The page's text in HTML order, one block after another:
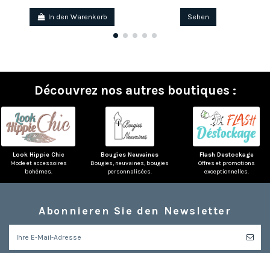
In den Warenkorb Sehen
Découvrez nos autres boutiques :
Look Hippie Chic
Mode et accessoires
bohèmes.
Bougies Neuvaines
Bougies, neuvaines, bougies
personnalisées.
Flash Destockage
Offres et promotions
exceptionnelles.
Abonnieren Sie den Newsletter